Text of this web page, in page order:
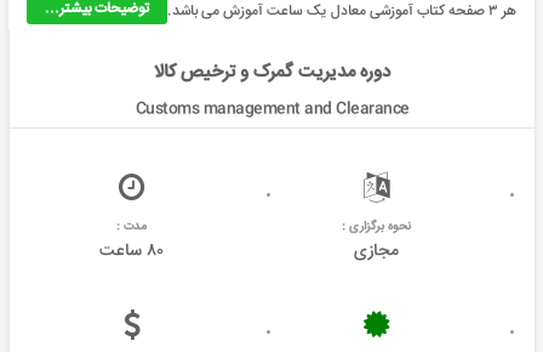
توضیحات بیشتر...
هر ۳ صفحه کتاب آموزشی معادل یک ساعت آموزش می باشد.
دوره مدیریت گمرک و ترخیص کالا
Customs management and Clearance
نحوه برگزاری :
مجازی
مدت :
۸۰ ساعت